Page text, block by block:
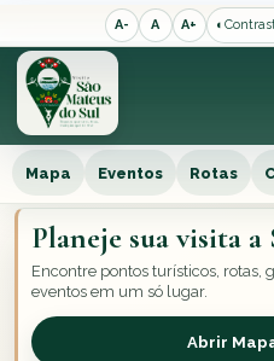
A- A A+ ◐
Mapa Eventos Rotas
Planeje sua visita
Encontre pontos turísticos, rotas,
eventos em um só lugar.
Abrir